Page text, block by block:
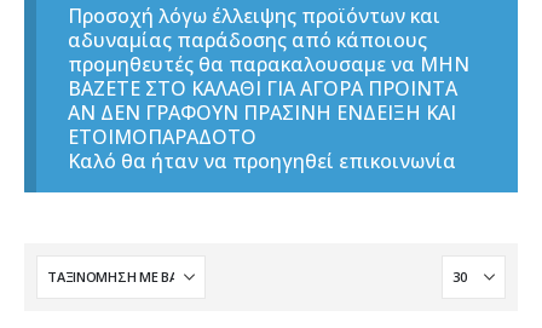
Προσοχή λόγω έλλειψης προϊόντων και
αδυναμίας παράδοσης από κάποιους
προμηθευτές θα παρακαλουσαμε να ΜΗΝ
ΒΑΖΕΤΕ ΣΤΟ ΚΑΛΑΘΙ ΓΙΑ ΑΓΟΡΑ ΠΡΟΙΝΤΑ
ΑΝ ΔΕΝ ΓΡΑΦΟΥΝ ΠΡΑΣΙΝΗ ΕΝΔΕΙΞΗ ΚΑΙ
ΕΤΟΙΜΟΠΑΡΑΔΟΤΟ
Καλό θα ήταν να προηγηθεί επικοινωνία